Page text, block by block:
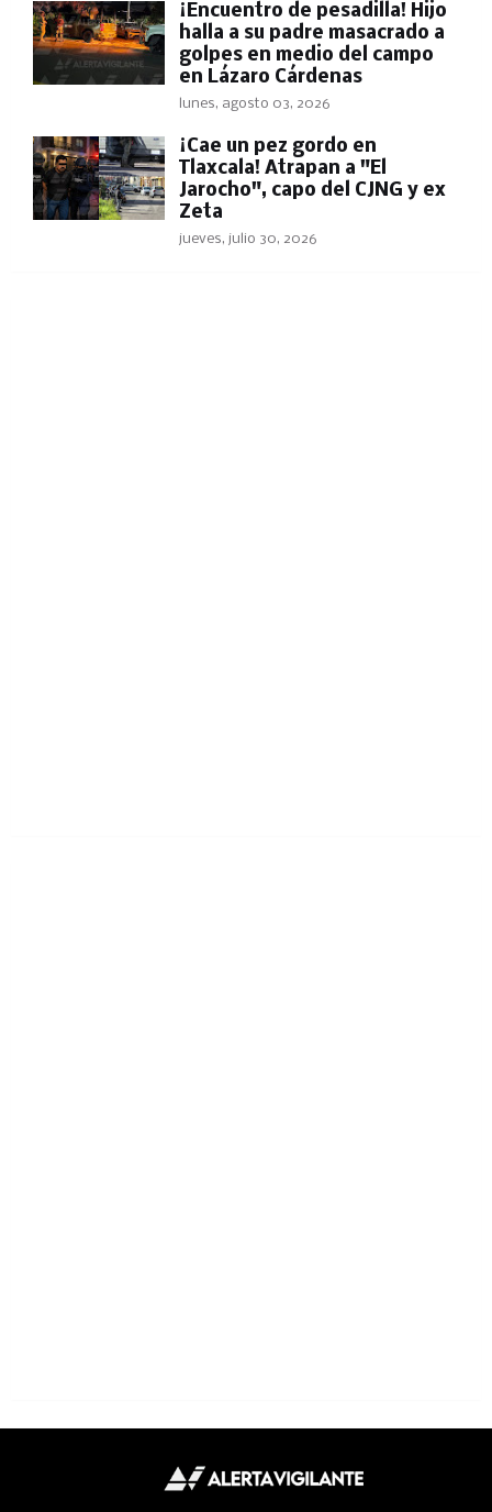
​¡Encuentro de pesadilla! Hijo
halla a su padre masacrado a
golpes en medio del campo
en Lázaro Cárdenas
lunes, agosto 03, 2026
​¡Cae un pez gordo en
Tlaxcala! Atrapan a "El
Jarocho", capo del CJNG y ex
Zeta
jueves, julio 30, 2026